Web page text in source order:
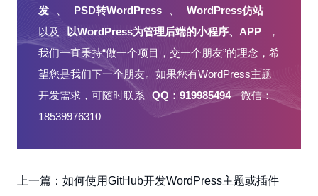
表
发
PSD转WordPress
WordPress仿站
以及
以WordPress为管理后端的小程序、APP
，
我们一直秉持“做一个项目，交一个朋友”的理念，希
望您是我们下一个朋友。如果您有WordPress主题
开发需求，可随时联系
QQ：919985494 微信：
18539976310
上一篇： 如何使用GitHub开发WordPress主题或插件